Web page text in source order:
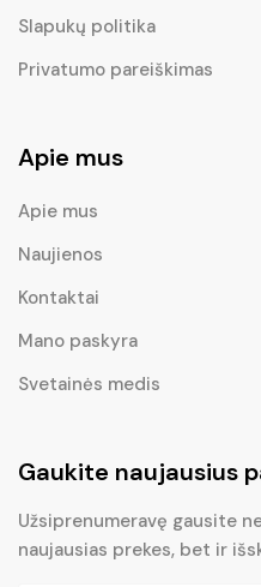
Slapukų politika
Privatumo pareiškimas
Apie mus
Apie mus
Naujienos
Kontaktai
Mano paskyra
Svetainės medis
Gaukite naujausius
Užsiprenumeravę gausite
naujausias prekes, bet ir